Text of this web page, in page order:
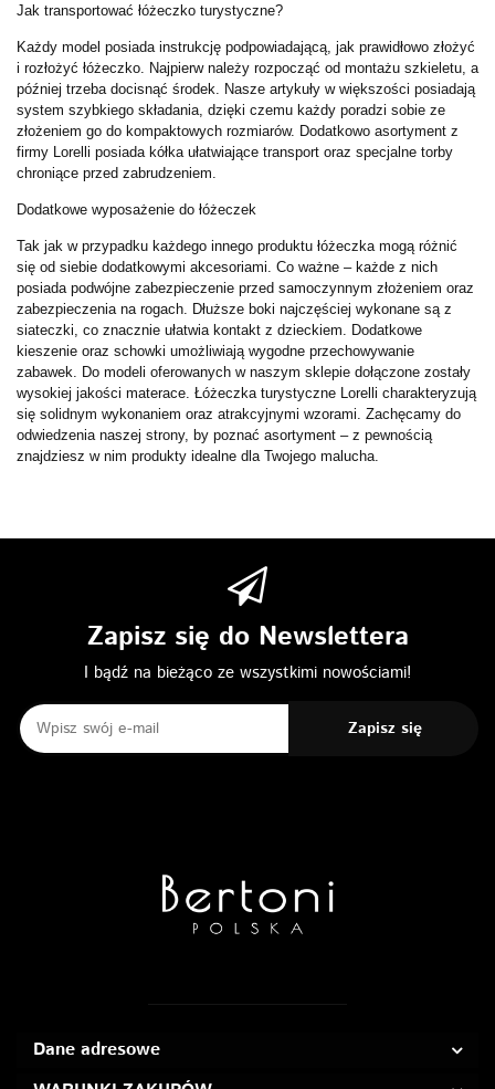
Jak transportować łóżeczko turystyczne?
Każdy model posiada instrukcję podpowiadającą, jak prawidłowo złożyć
i rozłożyć łóżeczko. Najpierw należy rozpocząć od montażu szkieletu, a
później trzeba docisnąć środek. Nasze artykuły w większości posiadają
system szybkiego składania, dzięki czemu każdy poradzi sobie ze
złożeniem go do kompaktowych rozmiarów. Dodatkowo asortyment z
firmy Lorelli posiada kółka ułatwiające transport oraz specjalne torby
chroniące przed zabrudzeniem.
Dodatkowe wyposażenie do łóżeczek
Tak jak w przypadku każdego innego produktu łóżeczka mogą różnić
się od siebie dodatkowymi akcesoriami. Co ważne – każde z nich
posiada podwójne zabezpieczenie przed samoczynnym złożeniem oraz
zabezpieczenia na rogach. Dłuższe boki najczęściej wykonane są z
siateczki, co znacznie ułatwia kontakt z dzieckiem. Dodatkowe
kieszenie oraz schowki umożliwiają wygodne przechowywanie
zabawek. Do modeli oferowanych w naszym sklepie dołączone zostały
wysokiej jakości materace. Łóżeczka turystyczne Lorelli charakteryzują
się solidnym wykonaniem oraz atrakcyjnymi wzorami. Zachęcamy do
odwiedzenia naszej strony, by poznać asortyment – z pewnością
znajdziesz w nim produkty idealne dla Twojego malucha.
Zapisz się do Newslettera
I bądź na bieżąco ze wszystkimi nowościami!
Dane adresowe